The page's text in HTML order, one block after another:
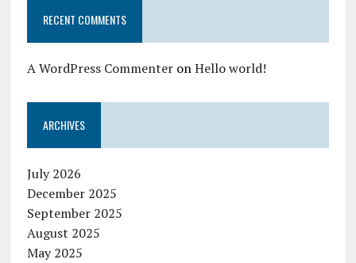
RECENT COMMENTS
A WordPress CommenteronHello world!
ARCHIVES
July 2026
December 2025
September 2025
August 2025
May 2025